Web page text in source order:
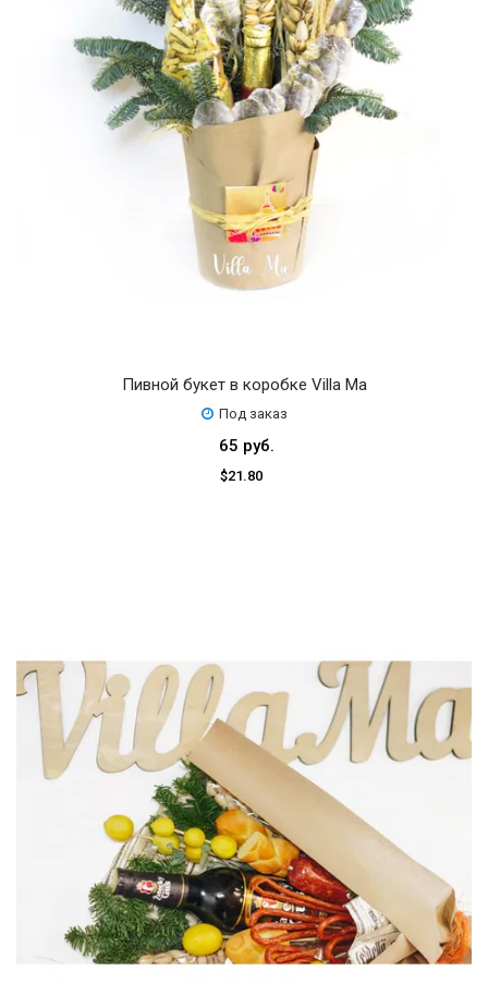
Пивной букет в коробке Villa Ma
Под заказ
65 руб.
$21.80